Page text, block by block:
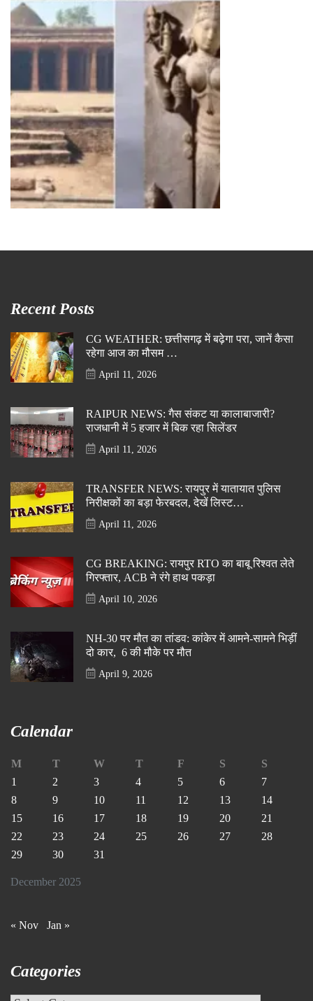
Recent Posts
CG WEATHER: छत्तीसगढ़ में बढ़ेगा परा, जानें कैसा
रहेगा आज का मौसम …
April 11, 2026
RAIPUR NEWS: गैस संकट या कालाबाजारी?
राजधानी में 5 हजार में बिक रहा सिलेंडर
April 11, 2026
TRANSFER NEWS: रायपुर में यातायात पुलिस
निरीक्षकों का बड़ा फेरबदल, देखें लिस्ट…
April 11, 2026
CG BREAKING: रायपुर RTO का बाबू रिश्वत लेते
गिरफ्तार, ACB ने रंगे हाथ पकड़ा
April 10, 2026
NH-30 पर मौत का तांडव: कांकेर में आमने-सामने भिड़ीं
दो कार, 6 की मौके पर मौत
April 9, 2026
Calendar
December 2025
M T W T F S
S
1
2 3 4 5 6
7
8
9 10 11 12 13
14
15
16 17 18 19 20
21
22
23 24 25 26 27
28
29
30 31
« Nov Jan »
Categories